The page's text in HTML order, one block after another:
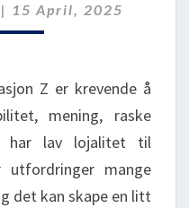
| 15 April, 2025
Z er krevende å
mening, raske
har lav lojalitet til
utfordringer mange
det kan skape en litt